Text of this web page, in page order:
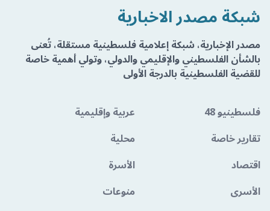
شبكة مصدر الاخبارية
مصدر الإخبارية، شبكة إعلامية فلسطينية مستقلة، تُعنى
بالشأن الفلسطيني والإقليمي والدولي، وتولي أهمية خاصة
للقضية الفلسطينية بالدرجة الأولى
فلسطينيو 48
عربية وإقليمية
تقارير خاصة
محلية
اقتصاد
الأسرة
الأسرى
منوعات